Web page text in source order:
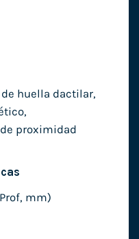
huella dactilar,
proximidad
mm)